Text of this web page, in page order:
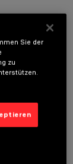
LED
Extruded
with
of the
glass
Sie der
zu